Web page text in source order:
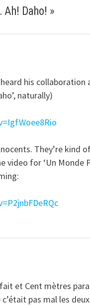
Daho! »
his
naturally)
They’re kind
video for ‘Un Monde
et Cent mètres
pas mal les